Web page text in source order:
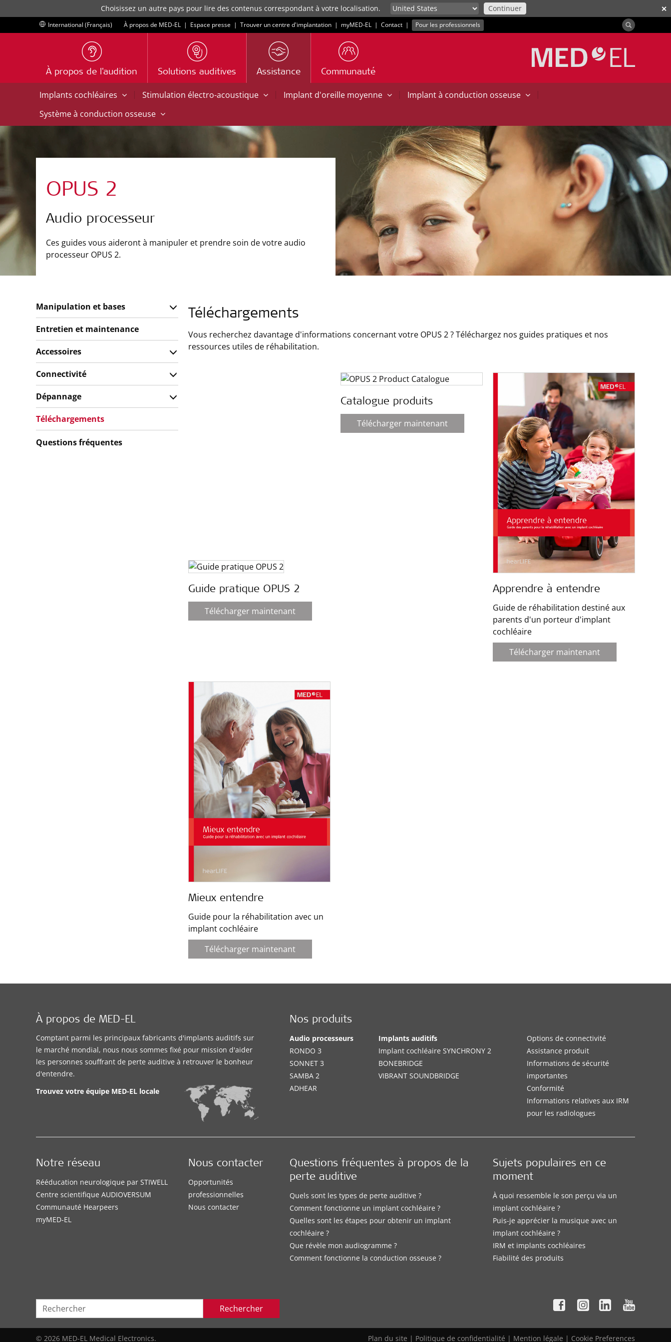
✕
Choisissez un autre pays pour lire des contenus correspondant à votre localisation. Continuer
International (Français) À propos de MED-EL | Espace presse | Trouver un centre d'implantation | myMED‑EL | Contact | Pour les professionnels
À propos de l'audition Solutions auditives Assistance Communauté
Implants cochléaires | Stimulation électro-acoustique | Implant d'oreille moyenne | Implant à conduction osseuse
|
Système à conduction osseuse
OPUS 2
Audio processeur
Ces guides vous aideront à manipuler et prendre soin de votre audio
processeur OPUS 2.
Manipulation et bases
Entretien et maintenance
Accessoires
Connectivité
Dépannage
Téléchargements
Questions fréquentes
Téléchargements
Vous recherchez davantage d'informations concernant votre OPUS 2 ? Téléchargez nos guides pratiques et nos
ressources utiles de réhabilitation.
Guide pratique OPUS 2
Télécharger maintenant
Catalogue produits
Télécharger maintenant
Apprendre à entendre
Guide de réhabilitation destiné aux
parents d'un porteur d'implant
cochléaire
Télécharger maintenant
Mieux entendre
Guide pour la réhabilitation avec un
implant cochléaire
Télécharger maintenant
À propos de MED-EL
Comptant parmi les principaux fabricants d'implants auditifs sur
le marché mondial, nous nous sommes fixé pour mission d'aider
les personnes souffrant de perte auditive à retrouver le bonheur
d'entendre.
Trouvez votre équipe MED-EL locale
Nos produits
Audio processeurs
RONDO 3
SONNET 3
SAMBA 2
ADHEAR
Implants auditifs
Implant cochléaire SYNCHRONY 2
BONEBRIDGE
VIBRANT SOUNDBRIDGE
Options de connectivité
Assistance produit
Informations de sécurité
importantes
Conformité
Informations relatives aux IRM
pour les radiologues
Questions fréquentes à propos de la
perte auditive
Quels sont les types de perte auditive ?
Comment fonctionne un implant cochléaire ?
Quelles sont les étapes pour obtenir un implant
cochléaire ?
Que révèle mon audiogramme ?
Comment fonctionne la conduction osseuse ?
Sujets populaires en ce
moment
À quoi ressemble le son perçu via un
implant cochléaire ?
Puis-je apprécier la musique avec un
implant cochléaire ?
IRM et implants cochléaires
Fiabilité des produits
Notre réseau
Rééducation neurologique par STIWELL
Centre scientifique AUDIOVERSUM
Communauté Hearpeers
myMED‑EL
Nous contacter
Opportunités
professionnelles
Nous contacter
Rechercher
© 2026 MED-EL Medical Electronics. Plan du site | Politique de confidentialité | Mention légale | Cookie Preferences